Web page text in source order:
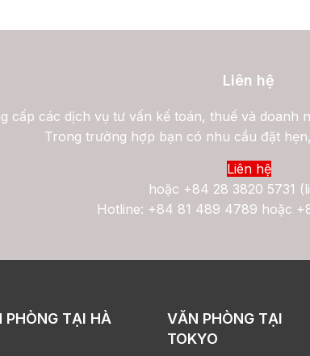
Liên hệ
cấp các dịch vụ tư vấn kế toán, thuế và doanh
Trong trường hợp bạn có nhu cầu đặt
Liên hệ
hoặc +84 28 3820 5731
Hotline: +84 81 489 4789 hoặc
PHÒNG TẠI HÀ
VĂN PHÒNG TẠI
TOKYO